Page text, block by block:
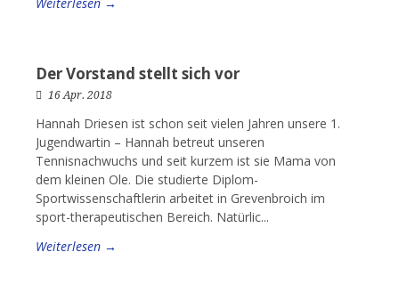
Der Vorstand stellt sich vor
16 Apr. 2018
Hannah Driesen ist schon seit vielen Jahren unsere 1.
Jugendwartin – Hannah betreut unseren
Tennisnachwuchs und seit kurzem ist sie Mama von
dem kleinen Ole. Die studierte Diplom-
Sportwissenschaftlerin arbeitet in Grevenbroich im
sport-therapeutischen Bereich. Natürlic...
Weiterlesen →